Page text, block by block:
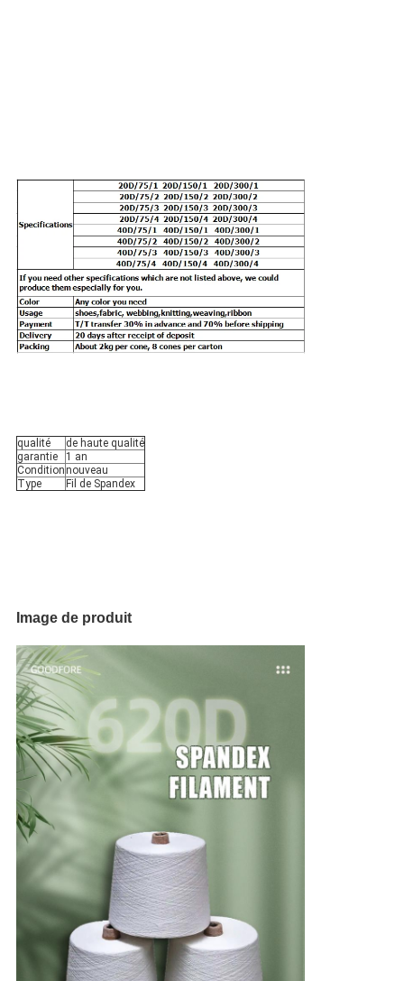
qualité
de haute qualité
garantie
1 an
Conditionnouveau
Type
Fil de Spandex
Image de produit